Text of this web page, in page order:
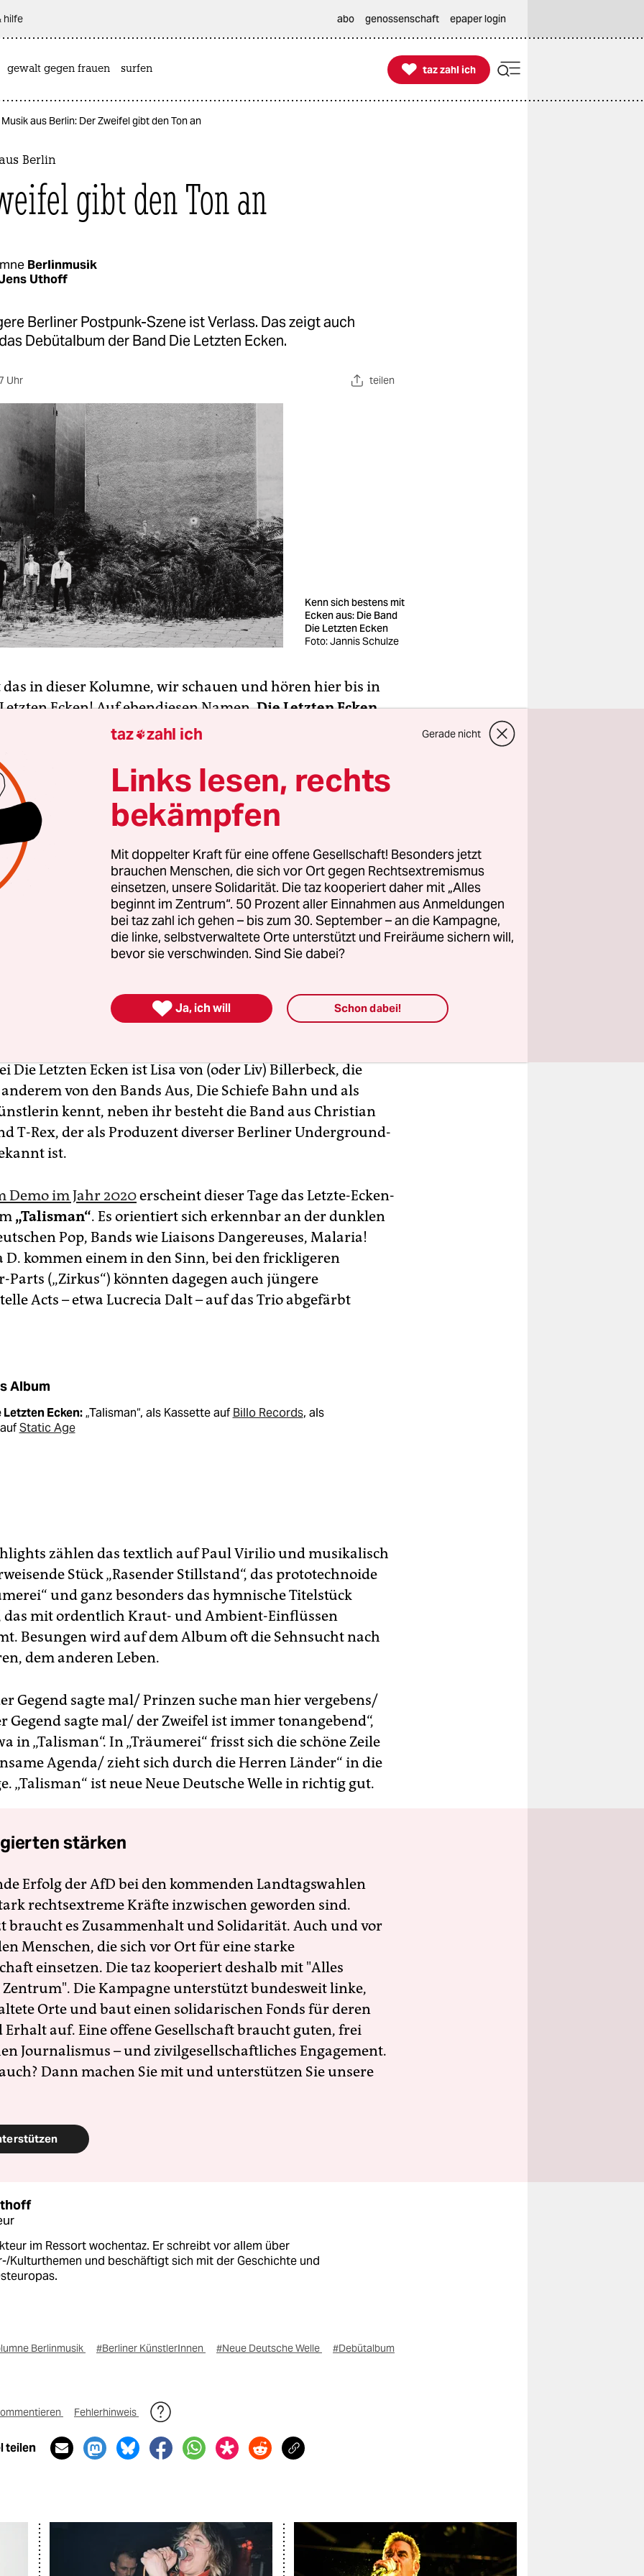
hilfe abo genossenschaft epaper login
gewalt gegen frauen surfen 
taz zahl ich
taz zahl ich
aus Berlin: Der Zweifel gibt den Ton an
Berlin
gibt den Ton an
Berlinmusik
Uthoff
Berliner Postpunk-Szene ist Verlass. Das zeigt auch
das Debütalbum der Band Die Letzten Ecken.
Uhr teilen
Kenn sich bestens mit
Ecken aus: Die Band
Die Letzten Ecken
Foto: Jannis Schulze
das in dieser Kolumne, wir schauen und hören hier bis in
Ecken! Auf ebendiesen Namen,Die Letzten Ecken,
ein darkwaviges und postpunkiges Bandprojekt aus Berlin;
das im Umfeld der umtriebigen Allee-der-Kosmonauten-
ist.
Die Letzten Ecken ist Lisa von (oder Liv) Billerbeck, die
von den Bands Aus, Die Schiefe Bahn und als
kennt, neben ihr besteht die Band aus Christian
T-Rex, der als Produzent diverser Berliner Underground-
ist.
Demo im Jahr 2020erscheint dieser Tage das Letzte-Ecken-
„Talisman“. Es orientiert sich erkennbar an der dunklen
Pop, Bands wie Liaisons Dangereuses, Malaria!
D. kommen einem in den Sinn, bei den frickligeren
Parts („Zirkus“) könnten dagegen auch jüngere
Acts – etwa Lucrecia Dalt – auf das Trio abgefärbt
Album
Letzten Ecken:„Talisman“, als Kassette auf Billo Records, als
Static Age
zählen das textlich auf Paul Virilio und musikalisch
Stück „Rasender Stillstand“, das prototechnoide
und ganz besonders das hymnische Titelstück
das mit ordentlich Kraut- und Ambient-Einflüssen
Besungen wird auf dem Album oft die Sehnsucht nach
dem anderen Leben.
Gegend sagte mal/ Prinzen suche man hier vergebens/
Gegend sagte mal/ der Zweifel ist immer tonangebend“,
in „Talisman“. In „Träumerei“ frisst sich die schöne Zeile
Agenda/ zieht sich durch die Herren Länder“ in die
„Talisman“ ist neue Neue Deutsche Welle in richtig gut.
stärken
Erfolg der AfD bei den kommenden Landtagswahlen
rechtsextreme Kräfte inzwischen geworden sind.
braucht es Zusammenhalt und Solidarität. Auch und vor
Menschen, die sich vor Ort für eine starke
einsetzen. Die taz kooperiert deshalb mit "Alles
Die Kampagne unterstützt bundesweit linke,
Orte und baut einen solidarischen Fonds für deren
Erhalt auf. Eine offene Gesellschaft braucht guten, frei
Journalismus – und zivilgesellschaftliches Engagement.
Dann machen Sie mit und unterstützen Sie unsere
im Ressort wochentaz. Er schreibt vor allem über
Kulturthemen und beschäftigt sich mit der Geschichte und
Berlinmusik #Berliner KünstlerInnen #Neue Deutsche Welle
#Debütalbum
Fehlerhinweis
teilen
taz zahl ich Gerade nicht
Links lesen, rechts
bekämpfen
Mit doppelter Kraft für eine offene Gesellschaft! Besonders jetzt
brauchen Menschen, die sich vor Ort gegen Rechtsextremismus
einsetzen, unsere Solidarität. Die taz kooperiert daher mit „Alles
beginnt im Zentrum“. 50 Prozent aller Einnahmen aus Anmeldungen
bei taz zahl ich gehen – bis zum 30. September – an die Kampagne,
die linke, selbstverwaltete Orte unterstützt und Freiräume sichern will,
bevor sie verschwinden. Sind Sie dabei?
 Ja, ich will Schon dabei!